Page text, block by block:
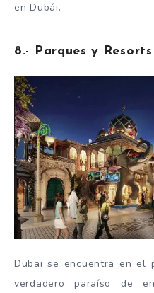
en Dubái.
8.- Parques y
Dubai se encuentra en el
verdadero paraíso de